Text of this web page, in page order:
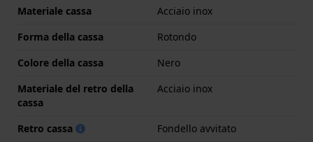
Materiale cassa
Acciaio inox
Forma della cassa
Rotondo
Colore della cassa
Nero
Materiale del retro della
cassa
Acciaio inox
Retro cassa
Fondello avvitato